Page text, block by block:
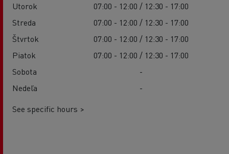
Utorok
07:00 - 12:00 / 12:30 - 17:00
Streda
07:00 - 12:00 / 12:30 - 17:00
Štvrtok
07:00 - 12:00 / 12:30 - 17:00
Piatok
07:00 - 12:00 / 12:30 - 17:00
Sobota
-
Nedeľa
-
See specific hours >